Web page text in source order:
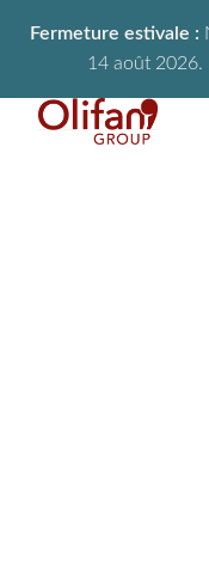
Fermeture estivale :
14 août 2026.